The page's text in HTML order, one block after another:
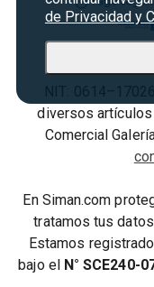
de Privacidad y
diversos artículos
Comercial
En Siman.com
tratamos tus
Estamos
bajo el N° SCE240-